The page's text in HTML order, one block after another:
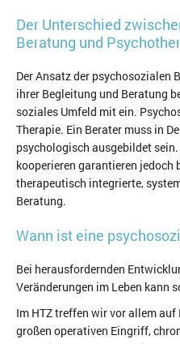
Der Unterschied
Beratung und
Der Ansatz der psychosozialen
ihrer Begleitung und Beratung
soziales Umfeld mit ein.
Therapie. Ein Berater muss in
psychologisch ausgebildet
kooperieren garantieren
therapeutisch integrierte,
Beratung.
Wann ist eine
Bei herausfordernden
Veränderungen im Leben kann
Im HTZ treffen wir vor allem
großen operativen Eingriff,